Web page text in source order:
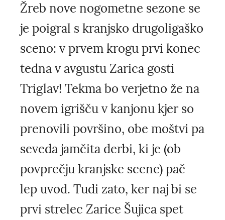
Žreb nove nogometne sezone se
je poigral s kranjsko drugoligaško
sceno: v prvem krogu prvi konec
tedna v avgustu Zarica gosti
Triglav! Tekma bo verjetno že na
novem igrišču v kanjonu kjer so
prenovili površino, obe moštvi pa
seveda jamčita derbi, ki je (ob
povprečju kranjske scene) pač
lep uvod. Tudi zato, ker naj bi se
prvi strelec Zarice Šujica spet